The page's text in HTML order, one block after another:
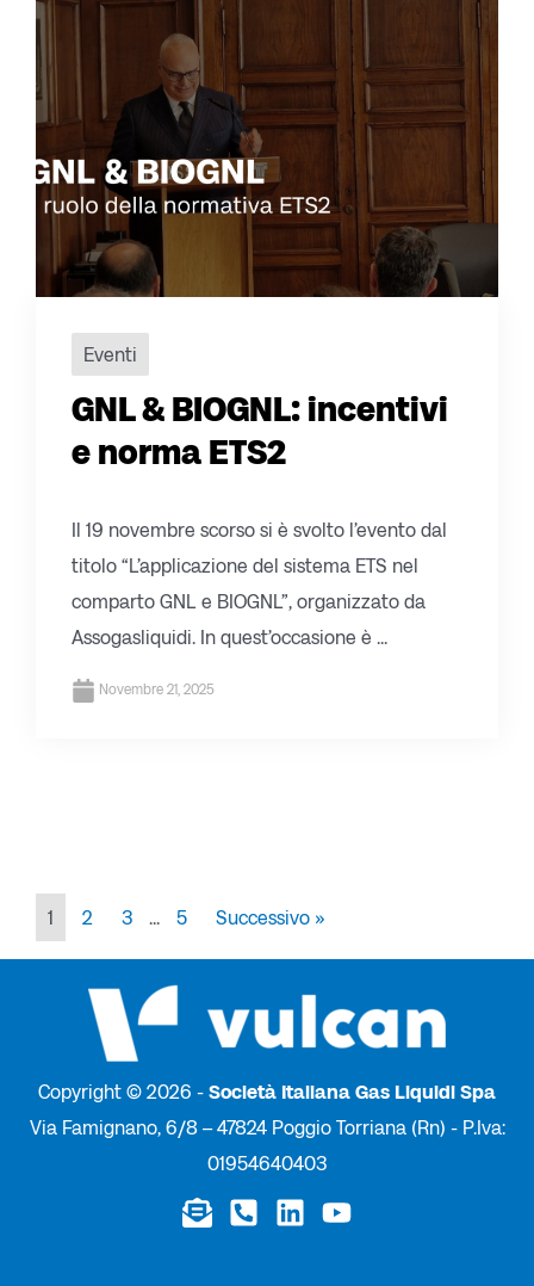
Eventi
GNL & BIOGNL: incentivi
e norma ETS2
Il 19 novembre scorso si è svolto l’evento dal
titolo “L’applicazione del sistema ETS nel
comparto GNL e BIOGNL”, organizzato da
Assogasliquidi. In quest’occasione è ...
Novembre 21, 2025
1 2 3 ... 5 Successivo »
Copyright © 2026 - Società Italiana Gas Liquidi Spa
Via Famignano, 6/8 – 47824 Poggio Torriana (Rn) - P.Iva:
01954640403